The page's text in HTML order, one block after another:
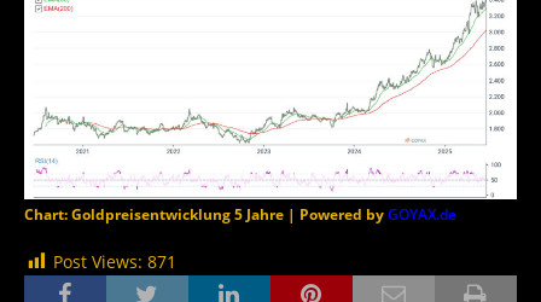
Chart: Goldpreisentwicklung 5 Jahre | Powered byGOYAX.de
Post Views: 871